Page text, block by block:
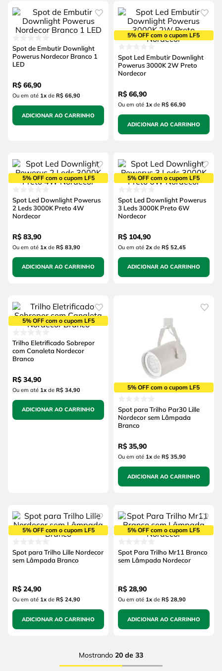
Spot de Embutir Downlight
Powerus Nordecor Branco 1
LED
R$ 66,90
Ou em até 1xde R$ 66,90
ADICIONAR AO CARRINHO
5% OFF com o cupom LF5
Spot Led Embutir Downlight
Powerus 3000K 2W Preto
Nordecor
R$ 66,90
Ou em até 1xde R$ 66,90
ADICIONAR AO CARRINHO
5% OFF com o cupom LF5
Spot Led Downlight Powerus
2 Leds 3000K Preto 4W
Nordecor
R$ 83,90
Ou em até 1xde R$ 83,90
ADICIONAR AO CARRINHO
5% OFF com o cupom LF5
Spot Led Downlight Powerus
3 Leds 3000K Preto 6W
Nordecor
R$ 104,90
Ou em até 2xde R$ 52,45
ADICIONAR AO CARRINHO
5% OFF com o cupom LF5
Trilho Eletrificado Sobrepor
com Canaleta Nordecor
Branco
R$ 34,90
Ou em até 1xde R$ 34,90
ADICIONAR AO CARRINHO
5% OFF com o cupom LF5
Spot para Trilho Par30 Lille
Nordecor sem Lâmpada
Branco
R$ 35,90
Ou em até 1xde R$ 35,90
ADICIONAR AO CARRINHO
5% OFF com o cupom LF5
Spot para Trilho Lille Nordecor
sem Lâmpada Branco
R$ 24,90
Ou em até 1xde R$ 24,90
ADICIONAR AO CARRINHO
5% OFF com o cupom LF5
Spot Para Trilho Mr11 Branco
sem Lâmpada Nordecor
R$ 28,90
Ou em até 1xde R$ 28,90
ADICIONAR AO CARRINHO
Mostrando 20 de 33